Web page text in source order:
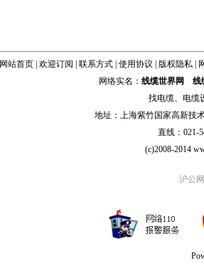
网站首页| 欢迎订阅 联系方式| 使用协议 版权隐私|
网络实名： 线缆世界网
线
找电缆、 电缆
地址：上海紫竹国家高新技
直线：021-
(c)2008-2014
沪公